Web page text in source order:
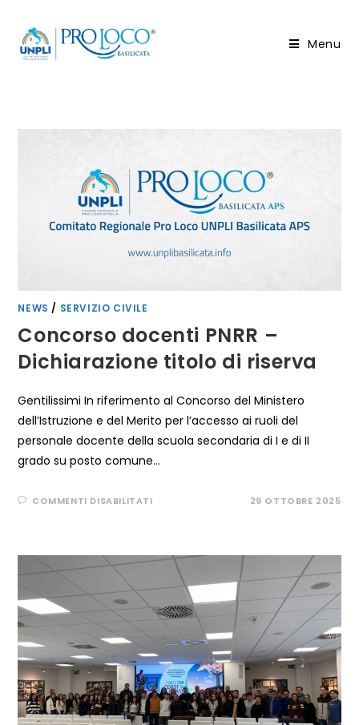
contenuto
Menu
NEWS / SERVIZIO CIVILE
Concorso docenti PNRR –
Dichiarazione titolo di riserva
Gentilissimi In riferimento al Concorso del Ministero
dell’Istruzione e del Merito per l’accesso ai ruoli del
personale docente della scuola secondaria di I e di II
grado su posto comune…
COMMENTI DISABILITATISU
DICHIARAZIONE
TITOLO
RISERVA
29 OTTOBRE 2025